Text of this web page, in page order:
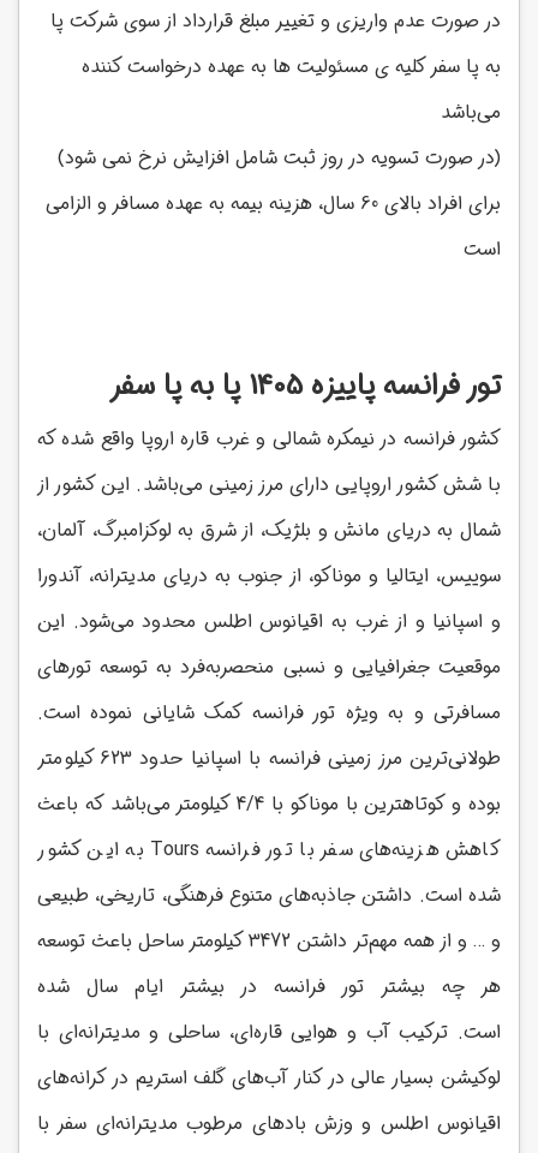
در صورت عدم واریزی و تغییر مبلغ قرارداد از سوی شرکت پا
به پا سفر کلیه ی مسئولیت ها به عهده درخواست کننده
می‌باشد
(در صورت تسویه در روز ثبت شامل افزایش نرخ نمی شود)
برای افراد بالای 60 سال، هزینه بیمه به عهده مسافر و الزامی
است
تور فرانسه پاییزه 1405 پا به پا سفر
کشور فرانسه در نیمکره شمالی و غرب قاره اروپا واقع شده که
با شش کشور اروپایی دارای مرز زمینی می‌باشد. این کشور از
شمال به دریای مانش و بلژیک، از شرق به لوکزامبرگ، آلمان،
سوییس، ایتالیا و موناکو، از جنوب به دریای مدیترانه، آندورا
و اسپانیا و از غرب به اقیانوس اطلس محدود می‌شود. این
موقعیت جغرافیایی و نسبی منحصربه‌فرد به توسعه تورهای
مسافرتی و به ویژه تور فرانسه کمک شایانی نموده است.
طولانی‌ترین مرز زمینی فرانسه با اسپانیا حدود 623 کیلومتر
بوده و کوتاهترین با موناکو با 4/4 کیلومتر می‌باشد که باعث
کاهش هزینه‌های سفر با تور فرانسه Tours به این کشور
شده است. داشتن جاذبه‌های متنوع فرهنگی، تاریخی، طبیعی
و … و از همه مهم‌تر داشتن 3472 کیلومتر ساحل باعث توسعه
هر چه بیشتر تور فرانسه در بیشتر ایام سال شده
است. ترکیب آب و هوایی قاره‌ای، ساحلی و مدیترانه‌ای با
لوکیشن بسیار عالی در کنار آب‌های گلف استریم در کرانه‌های
اقیانوس اطلس و وزش بادهای مرطوب مدیترانه‌ای سفر با